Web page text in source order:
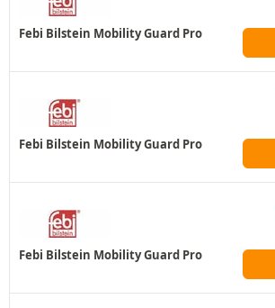
Febi Bilstein Mobility Guard Pro
Febi Bilstein Mobility Guard Pro
Febi Bilstein Mobility Guard Pro